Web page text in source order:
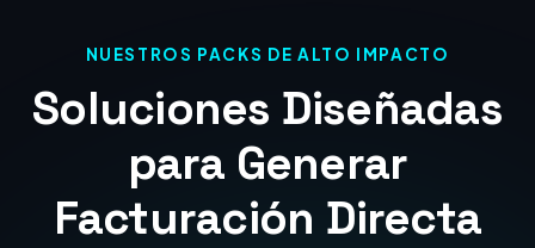
NUESTROS PACKS DE ALTO IMPACTO
Soluciones Diseñadas
para Generar
Facturación Directa